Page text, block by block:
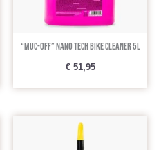
“Muc-Off” Nano Tech Bike Cleaner 5L
€51,95